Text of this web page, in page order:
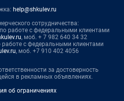
help@shkulev.ru
сотрудничества:
работе с федеральными клиентами
, моб. + 7 982 640 34 32
работе с федеральными клиентами
, моб. +7 910 402 4056
за достоверность
в рекламных объявлениях.
об ограничениях